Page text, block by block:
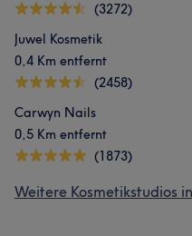
(3272)
Juwel Kosmetik
0,4 Km entfernt
(2458)
Carwyn Nails
0,5 Km entfernt
(1873)
Weitere Kosmetikstudios